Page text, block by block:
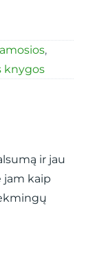
,
knygos
ir jau
kaip